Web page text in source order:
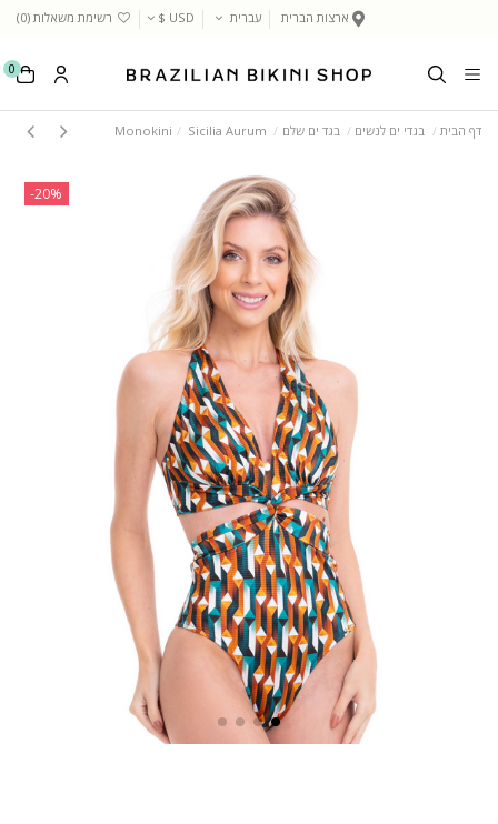
ארצות הברית עברית USD $ רשימת משאלות (0
)
0
דף הבית בגדי ים לנשים בגד ים שלם Monokini Sicilia Aurum
‎-20%